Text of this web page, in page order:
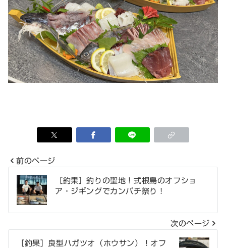
投
稿
ナ
前のページ
［釣果］釣りの聖地！式根島のオフショ
ア・ジギングでカンパチ祭り！
次のページ
［釣果］良型ハガツオ（ホウサン）！オフ